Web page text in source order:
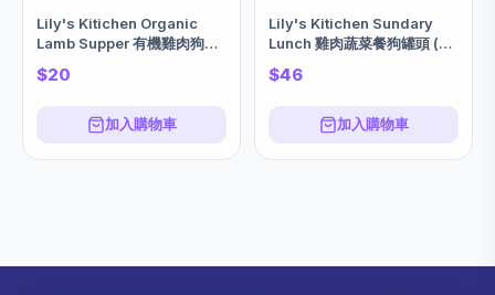
Lily's Kitichen Organic
Lamb Supper 有機雞肉狗狗
濕糧 (羊肉+胡蘿蔔+豌豆)
150g
$20
加入購物車
Lily's Kitichen Sundary
Lunch 雞肉蔬菜餐狗罐頭 (雞
肉+馬鈴薯+豌豆) 400g
$46
加入購物車